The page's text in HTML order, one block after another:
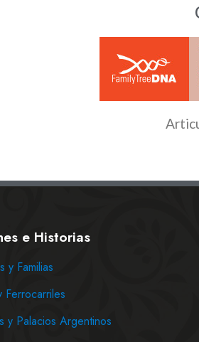
e Historias
y Familias
Ferrocarriles
y Palacios Argentinos